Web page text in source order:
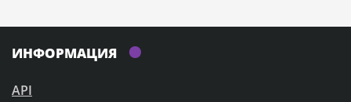
ИНФОРМАЦИЯ
API